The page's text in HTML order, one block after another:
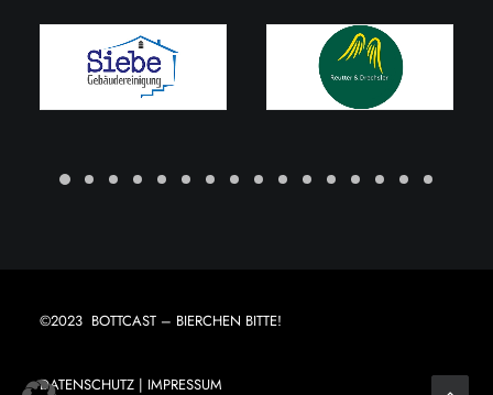
©2023 BOTTCAST – BIERCHEN BITTE!
DATENSCHUTZ | IMPRESSUM